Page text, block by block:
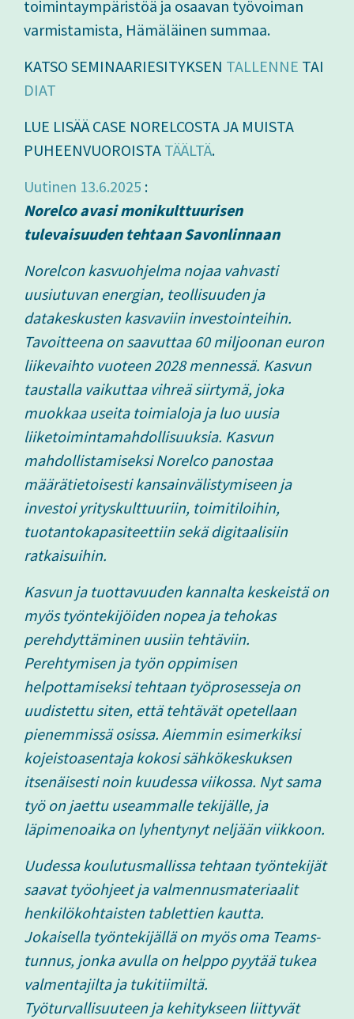
toimintaympäristöä ja osaavan työvoiman
varmistamista, Hämäläinen summaa.
KATSO SEMINAARIESITYKSEN TALLENNE TAI
DIAT
LUE LISÄÄ CASE NORELCOSTA JA MUISTA
PUHEENVUOROISTA TÄÄLTÄ.
Uutinen 13.6.2025 :
Norelco avasi monikulttuurisen
tulevaisuuden tehtaan Savonlinnaan
Norelcon kasvuohjelma nojaa vahvasti
uusiutuvan energian, teollisuuden ja
datakeskusten kasvaviin investointeihin.
Tavoitteena on saavuttaa 60 miljoonan euron
liikevaihto vuoteen 2028 mennessä. Kasvun
taustalla vaikuttaa vihreä siirtymä, joka
muokkaa useita toimialoja ja luo uusia
liiketoimintamahdollisuuksia. Kasvun
mahdollistamiseksi Norelco panostaa
määrätietoisesti kansainvälistymiseen ja
investoi yrityskulttuuriin, toimitiloihin,
tuotantokapasiteettiin sekä digitaalisiin
ratkaisuihin.
Kasvun ja tuottavuuden kannalta keskeistä on
myös työntekijöiden nopea ja tehokas
perehdyttäminen uusiin tehtäviin.
Perehtymisen ja työn oppimisen
helpottamiseksi tehtaan työprosesseja on
uudistettu siten, että tehtävät opetellaan
pienemmissä osissa. Aiemmin esimerkiksi
kojeistoasentaja kokosi sähkökeskuksen
itsenäisesti noin kuudessa viikossa. Nyt sama
työ on jaettu useammalle tekijälle, ja
läpimenoaika on lyhentynyt neljään viikkoon.
Uudessa koulutusmallissa tehtaan työntekijät
saavat työohjeet ja valmennusmateriaalit
henkilökohtaisten tablettien kautta.
Jokaisella työntekijällä on myös oma Teams-
tunnus, jonka avulla on helppo pyytää tukea
valmentajilta ja tukitiimiltä.
Työturvallisuuteen ja kehitykseen liittyvät